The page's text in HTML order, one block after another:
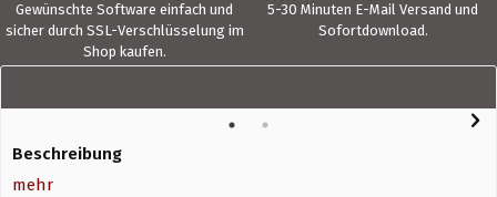
Gewünschte Software einfach und
sicher durch SSL-Verschlüsselung im
Shop kaufen.
5-30 Minuten E-Mail Versand und
Sofortdownload.
Beschreibung
mehr